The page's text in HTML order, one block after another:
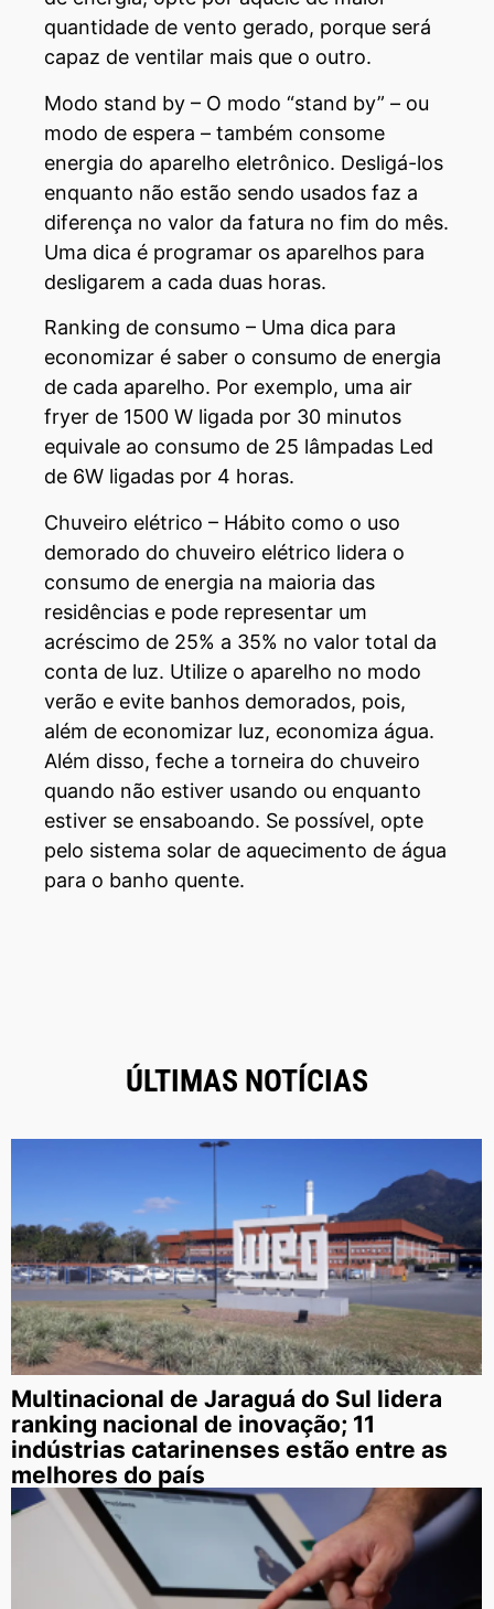
quantidade de vento gerado, porque será
capaz de ventilar mais que o outro.
Modo stand by – O modo “stand by” – ou
modo de espera – também consome
energia do aparelho eletrônico. Desligá-los
enquanto não estão sendo usados faz a
diferença no valor da fatura no fim do mês.
Uma dica é programar os aparelhos para
desligarem a cada duas horas.
Ranking de consumo – Uma dica para
economizar é saber o consumo de energia
de cada aparelho. Por exemplo, uma air
fryer de 1500 W ligada por 30 minutos
equivale ao consumo de 25 lâmpadas Led
de 6W ligadas por 4 horas.
Chuveiro elétrico – Hábito como o uso
demorado do chuveiro elétrico lidera o
consumo de energia na maioria das
residências e pode representar um
acréscimo de 25% a 35% no valor total da
conta de luz. Utilize o aparelho no modo
verão e evite banhos demorados, pois,
além de economizar luz, economiza água.
Além disso, feche a torneira do chuveiro
quando não estiver usando ou enquanto
estiver se ensaboando. Se possível, opte
pelo sistema solar de aquecimento de água
para o banho quente.
ÚLTIMAS NOTÍCIAS
Multinacional de Jaraguá do Sul lidera
ranking nacional de inovação; 11
indústrias catarinenses estão entre as
melhores do país